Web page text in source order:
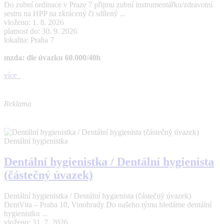
Do zubní ordinace v Praze 7 přijmu zubní instrumentářku/zdravotní
sestru na HPP na zkrácený či sdílený ...
vloženo: 1. 8. 2026
platnost do: 30. 9. 2026
lokalita: Praha 7
mzda: dle úvazku 60.000/40h
více
Reklama
Dentální hygienistka
Dentální hygienistka / Dentální hygienista
(částečný úvazek)
Dentální hygienistka / Dentální hygienista (částečný úvazek)
DentVita – Praha 10, Vinohrady Do našeho týmu hledáme dentální
hygienistku ...